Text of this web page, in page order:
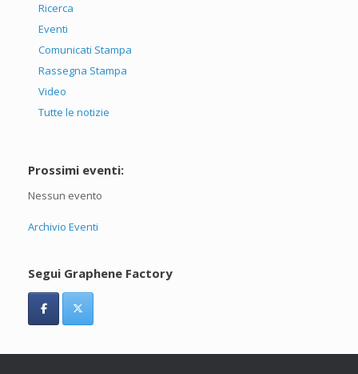
Ricerca
Eventi
Comunicati Stampa
Rassegna Stampa
Video
Tutte le notizie
Prossimi eventi:
Nessun evento
Archivio Eventi
Segui Graphene Factory